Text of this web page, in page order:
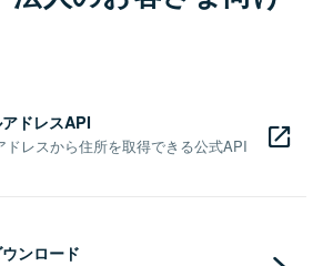
ドレスAPI
レスから住所を取得できる公式API
ンロード